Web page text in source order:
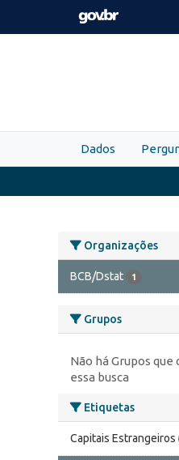
Skip to main content
Dados
Organizações
BCB/Dstat 1
Grupos
Não há Grupos
essa busca
Etiquetas
Capitais Estrangeiros